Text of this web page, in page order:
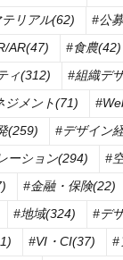
リアル(62)
#公
AR(47) #食農(42)
ィ(312)
#組織デ
ジメント(71)
(259)
#デザイン
ーション(294)
#
#金融・保険(22)
#地域(324)
#デ
#VI・CI(37)
#